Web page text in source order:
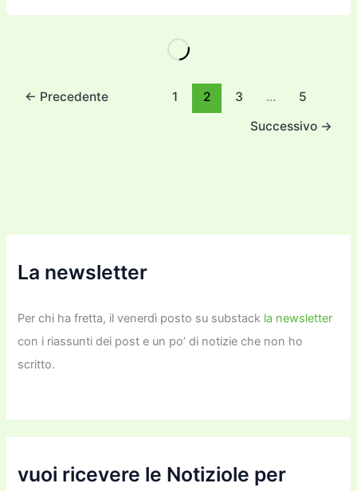
c
o
itt ai ai st
o
d
n
e p
k
k
n
n
← Precedente 1 2 3 …
5
Successivo →
La newsletter
Per chi ha fretta, il venerdì posto su substack la newsletter
con i riassunti dei post e un po’ di notizie che non ho
scritto.
vuoi ricevere le Notiziole per